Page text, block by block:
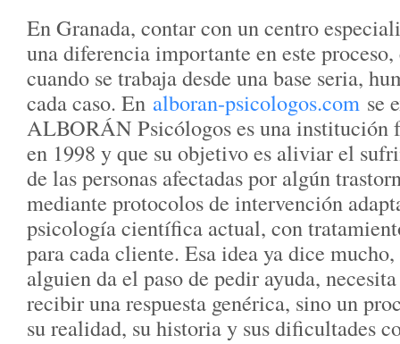
En Granada, contar con un centro
una diferencia importante en este
cuando se trabaja desde una base seria,
cada caso. En alboran-psicologos.com se
ALBORÁN Psicólogos es una institución
en 1998 y que su objetivo es aliviar el
de las personas afectadas por algún
mediante protocolos de intervención
psicología científica actual, con
para cada cliente. Esa idea ya dice
alguien da el paso de pedir ayuda,
recibir una respuesta genérica, sino un
su realidad, su historia y sus dificultades